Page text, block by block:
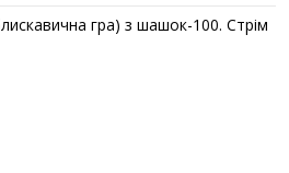
гра) з шашок-100. Стрім